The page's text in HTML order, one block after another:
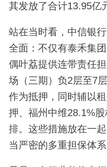
其发放了合计13.95亿
站在当时看，中信银
全面：不仅有泰禾集
偶叶荔提供连带责任
场（三期）负2层至7
作为抵押，同时辅以
押、福州中维28.1%
排。这些措施放在一
当严密的多重担保体系